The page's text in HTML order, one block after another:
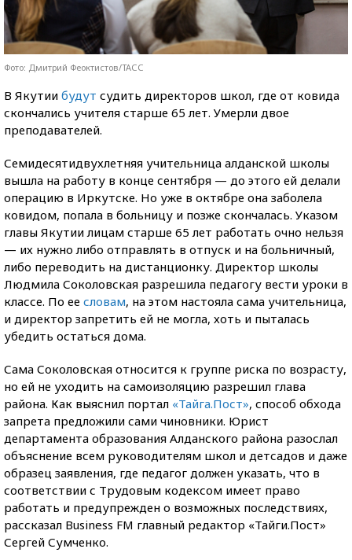
Фото: Дмитрий Феоктистов/ТАСС
В Якутии будут судить директоров школ, где от ковида
скончались учителя старше 65 лет. Умерли двое
преподавателей.
Семидесятидвухлетняя учительница алданской школы
вышла на работу в конце сентября — до этого ей делали
операцию в Иркутске. Но уже в октябре она заболела
ковидом, попала в больницу и позже скончалась. Указом
главы Якутии лицам старше 65 лет работать очно нельзя
— их нужно либо отправлять в отпуск и на больничный,
либо переводить на дистанционку. Директор школы
Людмила Соколовская разрешила педагогу вести уроки в
классе. По ее словам, на этом настояла сама учительница,
и директор запретить ей не могла, хоть и пыталась
убедить остаться дома.
Сама Соколовская относится к группе риска по возрасту,
но ей не уходить на самоизоляцию разрешил глава
района. Как выяснил портал «Тайга.Пост», способ обхода
запрета предложили сами чиновники. Юрист
департамента образования Алданского района разослал
объяснение всем руководителям школ и детсадов и даже
образец заявления, где педагог должен указать, что в
соответствии с Трудовым кодексом имеет право
работать и предупрежден о возможных последствиях,
рассказал Business FM главный редактор «Тайги.Пост»
Сергей Сумченко.